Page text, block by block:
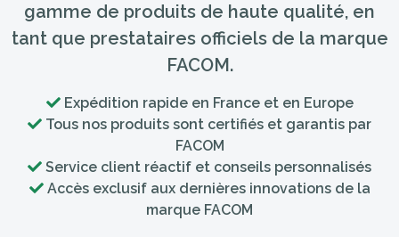
gamme de produits de haute qualité, en
tant que prestataires officiels de la marque
FACOM.
Expédition rapide en France et en Europe
Tous nos produits sont certifiés et garantis par
FACOM
Service client réactif et conseils personnalisés
Accès exclusif aux dernières innovations de la
marque FACOM